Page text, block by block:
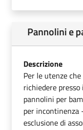
Pannolini e
Descrizione
Per le utenze
richiedere
pannolini per
per incontinenza
esclusione di